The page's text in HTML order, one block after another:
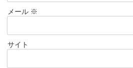
メール ※
サイト